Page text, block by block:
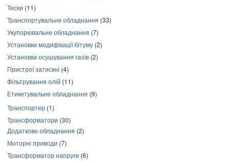
Тиски (11)
Транспортувальне обладнання (33)
Укупорювальне обладнання (7)
Установки модифікації бітуму (2)
Установки осушування газів (2)
Пристрої затискні (4)
Фільтрування олій (11)
Етикетувальне обладнання (9)
Транспортер (1)
Трансформатори (30)
Додаткове обладнання (2)
Моторні приводи (7)
Трансформатор напруги (6)